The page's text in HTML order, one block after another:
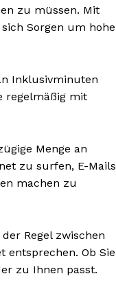
zu müssen. Mit
Sorgen um hohe
Inklusivminuten
regelmäßig mit
Menge an
zu surfen, E-Mails
machen zu
Regel zwischen
entsprechen. Ob Sie
zu Ihnen passt.